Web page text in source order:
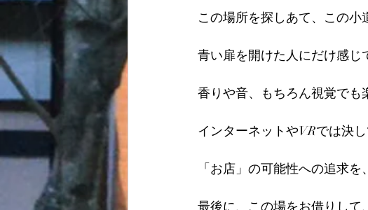
この場所を探しあて、この小
青い扉を開けた人にだけ感じ
香りや音、もちろん視覚でも
インターネットやVRでは決
「お店」の可能性への追求
最後に、この場をお借りして